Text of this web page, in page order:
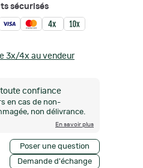
sécurisés
3x/4x au vendeur
confiance
en cas de non-
non délivrance.
En savoir plus
Demande d'échange
Poser une question